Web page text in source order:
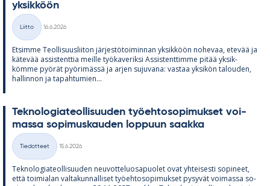
yk­sik­köön
Kategoriat
Liitto
16.6.2026
Et­simme Teol­li­suus­lii­ton jär­jes­tö­toi­min­nan yk­sik­köön no­he­vaa, ete­vää ja
kä­te­vää as­sis­tent­tia meille työ­ka­ve­riksi As­sis­tent­timme pi­tää yk­sik­
kömme pyö­rät pyö­ri­mässä ja ar­jen su­ju­vana: vas­taa yk­si­kön ta­lou­den,
hal­lin­non ja ta­pah­tu­mien...
Tek­no­lo­gia­teol­li­suu­den työ­eh­to­so­pi­muk­set voi­
massa so­pi­mus­kau­den lop­puun saakka
Kategoriat
Tiedotteet
15.6.2026
Tek­no­lo­gia­teol­li­suu­den neu­vot­te­luos­a­puo­let ovat yh­tei­sesti so­pi­neet,
että toi­mia­lan val­ta­kun­nal­li­set työ­eh­to­so­pi­muk­set py­sy­vät voi­massa so­